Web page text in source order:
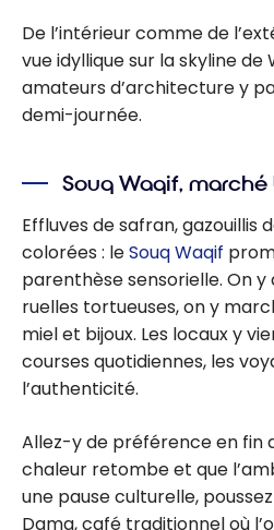
De l’intérieur comme de
vue idyllique sur la skyline de
amateurs d’architecture y
demi-journée.
Souq Waqif,
Effluves de safran, gazouillis
colorées : leSouq Waqif
parenthèse sensorielle. On
ruelles tortueuses, on y
miel et bijoux. Les locaux y
courses quotidiennes, les
l’authenticité.
Allez-y de préférence en fin
chaleur retombe et que
une pause culturelle,
Dama, café traditionnel où